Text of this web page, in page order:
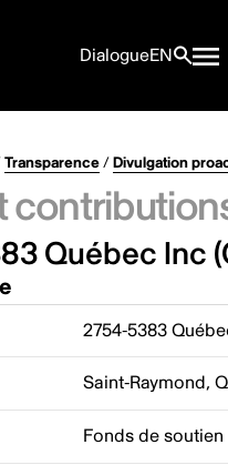
DialogueEN
Transparence/Divulgation
Québec Inc
2754-5383
Saint-Raymond,
Fonds de soutien